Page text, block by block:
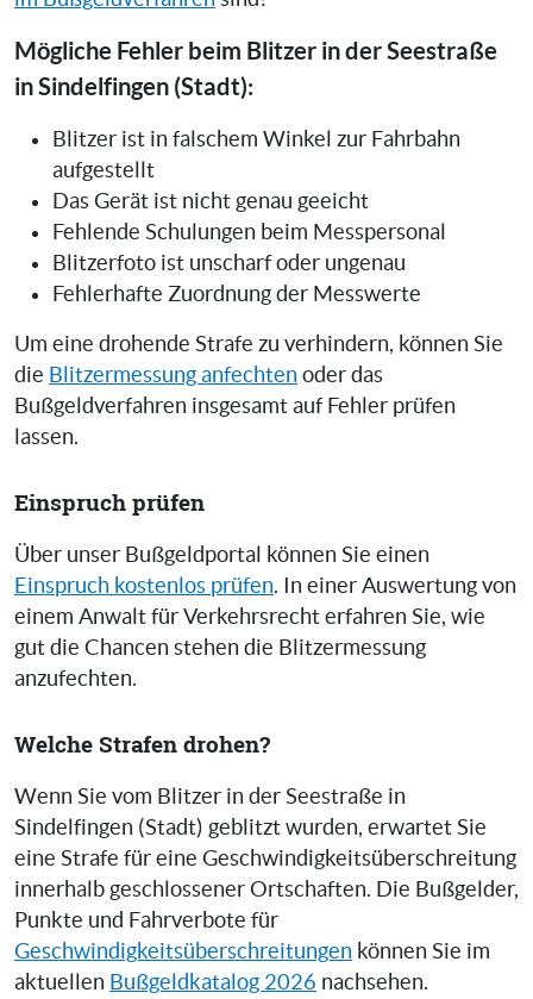
Mögliche Fehler beim Blitzer in der Seestraße
in Sindelfingen (Stadt):
Blitzer ist in falschem Winkel zur Fahrbahn
aufgestellt
Das Gerät ist nicht genau geeicht
Fehlende Schulungen beim Messpersonal
Blitzerfoto ist unscharf oder ungenau
Fehlerhafte Zuordnung der Messwerte
Um eine drohende Strafe zu verhindern, können Sie
die Blitzermessung anfechten oder das
Bußgeldverfahren insgesamt auf Fehler prüfen
lassen.
Einspruch prüfen
Über unser Bußgeldportal können Sie einen
Einspruch kostenlos prüfen. In einer Auswertung von
einem Anwalt für Verkehrsrecht erfahren Sie, wie
gut die Chancen stehen die Blitzermessung
anzufechten.
Welche Strafen drohen?
Wenn Sie vom Blitzer in der Seestraße in
Sindelfingen (Stadt) geblitzt wurden, erwartet Sie
eine Strafe für eine Geschwindigkeitsüberschreitung
innerhalb geschlossener Ortschaften. Die Bußgelder,
Punkte und Fahrverbote für
Geschwindigkeitsüberschreitungen können Sie im
aktuellen Bußgeldkatalog 2026 nachsehen.